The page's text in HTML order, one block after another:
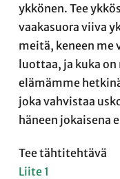
ykkönen. Tee
vaakasuora viiva
meitä, keneen me
luottaa, ja kuka
elämämme
joka vahvistaa
häneen jokaisena
Tee tähtitehtävä
Liite 1